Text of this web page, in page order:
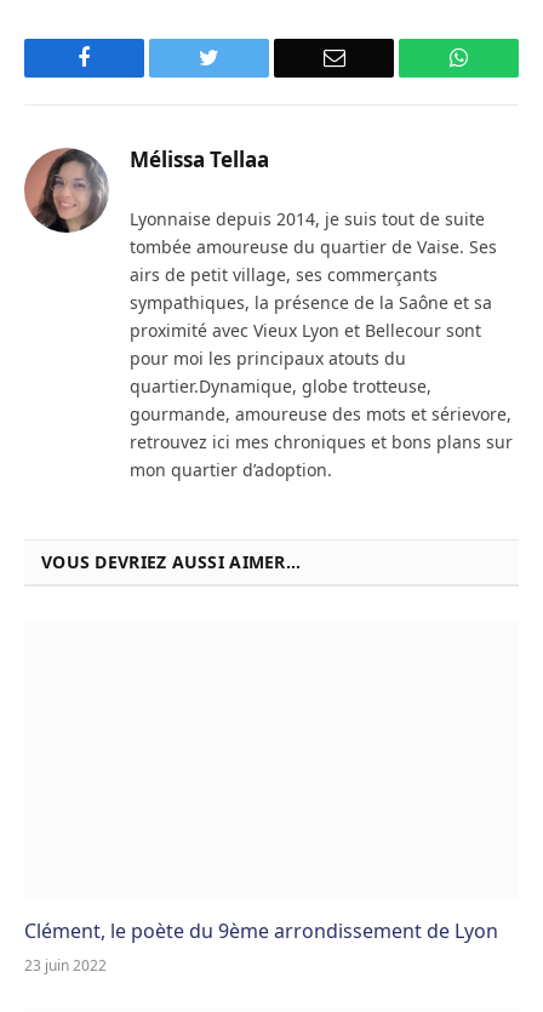
Email
Mélissa Tellaa
Lyonnaise depuis 2014, je suis tout de suite
tombée amoureuse du quartier de Vaise. Ses
airs de petit village, ses commerçants
sympathiques, la présence de la Saône et sa
proximité avec Vieux Lyon et Bellecour sont
pour moi les principaux atouts du
quartier.Dynamique, globe trotteuse,
gourmande, amoureuse des mots et sérievore,
retrouvez ici mes chroniques et bons plans sur
mon quartier d’adoption.
VOUS DEVRIEZ AUSSI AIMER...
Clément, le poète du 9ème arrondissement de Lyon
23 juin 2022